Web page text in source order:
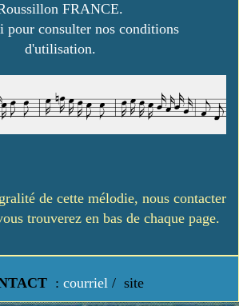
FRANCE.
pour consulter nos conditions
d'utilisation.
de cette mélodie, nous contacter
trouverez en bas de chaque page.
: courriel / site